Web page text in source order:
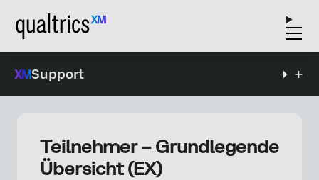
Support
Teilnehmer – Grundlegende
Übersicht (EX)